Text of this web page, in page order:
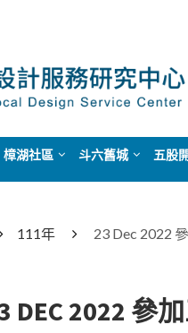
樟湖社區 斗六舊城 五股
111年 23 Dec 2022
DEC 2022 參